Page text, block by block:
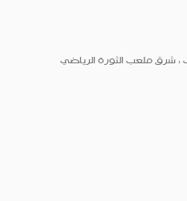
، شرق ملعب الثورة الرياضي